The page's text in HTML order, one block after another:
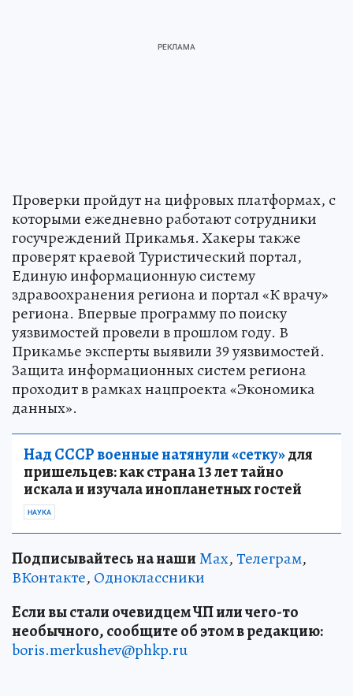
Проверки пройдут на цифровых платформах, с
которыми ежедневно работают сотрудники
госучреждений Прикамья. Хакеры также
проверят краевой Туристический портал,
Единую информационную систему
здравоохранения региона и портал «К врачу»
региона. Впервые программу по поиску
уязвимостей провели в прошлом году. В
Прикамье эксперты выявили 39 уязвимостей.
Защита информационных систем региона
проходит в рамках нацпроекта «Экономика
данных».
Над СССР военные натянули «сетку»для
пришельцев: как страна 13 лет тайно
искала и изучала инопланетных гостей
НАУКА
Подписывайтесь на нашиMax,Телеграм,
ВКонтакте, Одноклассники
Если вы стали очевидцем ЧП или чего-то
необычного, сообщите об этом в редакцию:
boris.merkushev@phkp.ru